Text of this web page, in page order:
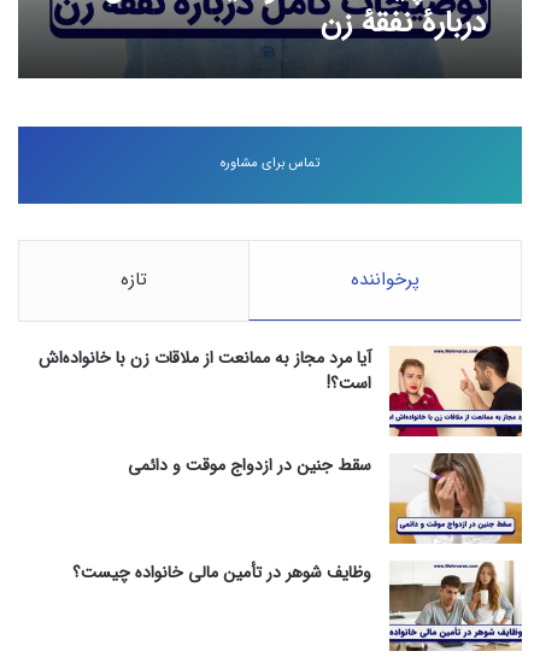
دربارۀ نفقۀ زن
تماس برای مشاوره
پرخواننده تازه
آیا مرد مجاز به ممانعت از ملاقات زن با خانواده‌اش
است؟!
سقط جنین در ازدواج موقت و دائمی
وظایف شوهر در تأمین مالی خانواده چیست؟